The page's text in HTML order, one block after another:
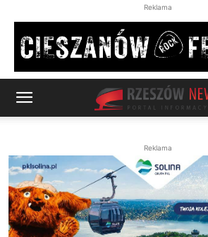
Reklama
Reklama